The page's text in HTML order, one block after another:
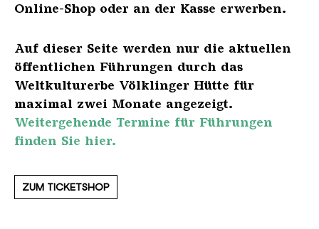
Online-Shop oder an der Kasse erwerben.
Auf dieser Seite werden nur die aktuellen
öffentlichen Führungen durch das
Weltkulturerbe Völklinger Hütte für
maximal zwei Monate angezeigt.
Weitergehende Termine für Führungen
finden Sie hier.
ZUM TICKETSHOP